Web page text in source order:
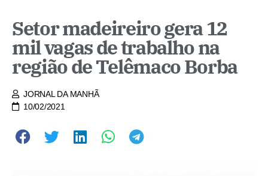
Setor madeireiro gera 12
mil vagas de trabalho na
região de Telêmaco Borba
JORNAL DA MANHÃ
10/02/2021